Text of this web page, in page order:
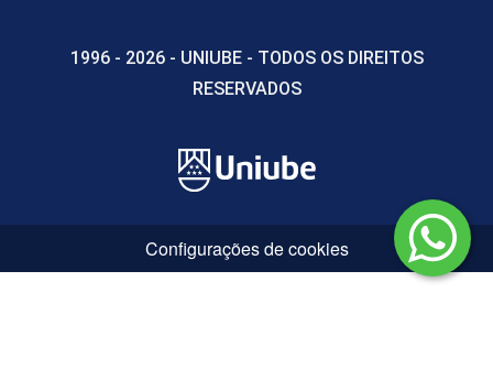
1996 - 2026 - UNIUBE - TODOS OS DIREITOS
RESERVADOS
Configurações de cookies